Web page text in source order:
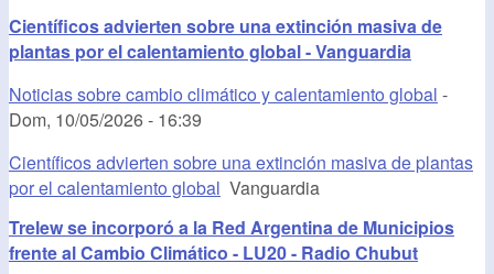
Científicos advierten sobre una extinción masiva de
plantas por el calentamiento global - Vanguardia
Noticias sobre cambio climático y calentamiento global -
Dom, 10/05/2026 - 16:39
Científicos advierten sobre una extinción masiva de plantas
por el calentamiento global Vanguardia
Trelew se incorporó a la Red Argentina de Municipios
frente al Cambio Climático - LU20 - Radio Chubut